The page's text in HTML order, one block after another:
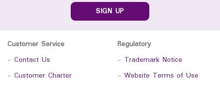
SIGN UP
Customer Service
- Contact Us
- Customer Charter
Regulatory
- Trademark Notice
- Website Terms of Use